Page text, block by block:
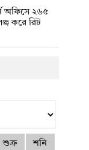
অফিসে ২৬৫
করে রিট
শুক্র শনি